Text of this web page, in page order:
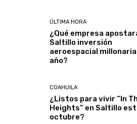
ÚLTIMA HORA
¿Qué empresa
Saltillo inversión
aeroespacial
año?
COAHUILA
¿Listos para vivir “In
Heights” en Saltillo
octubre?